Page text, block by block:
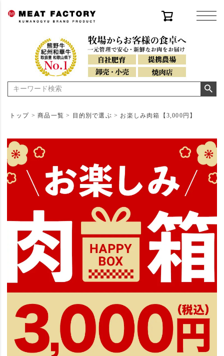
トップ 商品一覧 目的別で選ぶ お楽しみ肉箱【3,000円】